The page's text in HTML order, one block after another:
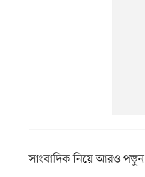
সাংবাদিক নিয়ে আরও পড়ুন